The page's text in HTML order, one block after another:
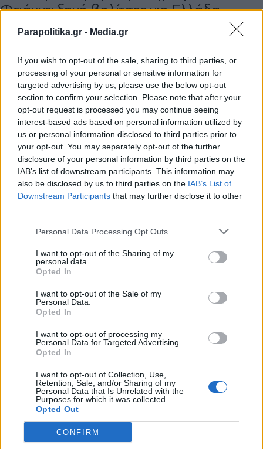
Parapolitika.gr - Media.gr
If you wish to opt-out of the sale, sharing to third parties, or
processing of your personal or sensitive information for
targeted advertising by us, please use the below opt-out
section to confirm your selection. Please note that after your
opt-out request is processed you may continue seeing
interest-based ads based on personal information utilized by
us or personal information disclosed to third parties prior to
your opt-out. You may separately opt-out of the further
disclosure of your personal information by third parties on the
IAB’s list of downstream participants. This information may
also be disclosed by us to third parties on the IAB’s List of
Downstream Participants that may further disclose it to other
Personal Data Processing Opt Outs
I want to opt-out of the Sharing of my
personal data.
Opted In
I want to opt-out of the Sale of my
Personal Data.
Opted In
I want to opt-out of processing my
Personal Data for Targeted Advertising.
Opted In
I want to opt-out of Collection, Use,
Retention, Sale, and/or Sharing of my
Personal Data that Is Unrelated with the
Purposes for which it was collected.
Opted Out
CONFIRM
Φτιάχνει ξανά βαλίτσες για Ελλάδα -
Οριστική συμφωνία με την Μαρκό
ΑΘΛΗΤΙΚΑ ΝΕΑ 15.07.2026 22:30
PARAPOLITIKA NEWSROOM
Super League 2: Χωρίς playoffs και
playouts η σεζόν 2026/27
Εγγραφή στο newsletter
Αποδέχομαι τους
και την πολιτική απορρήτου
X